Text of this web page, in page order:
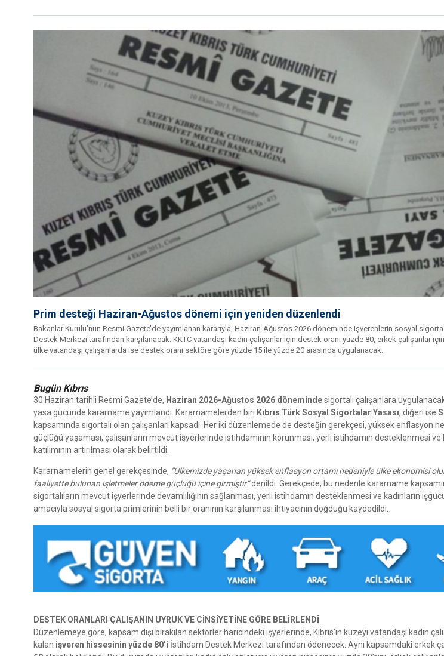
Prim desteği Haziran-Ağustos dönemi için yeniden düzenlendi
Bakanlar Kurulu’nun Resmi Gazete’de yayımlanan kararıyla, Haziran-Ağustos 2026 döneminde işverenlerin sosyal
Destek Merkezi tarafından karşılanacak. KKTC vatandaşı kadın çalışanlar için destek oranı yüzde 80, erkek çalışanlar
ülke vatandaşı çalışanlarda ise destek oranı sektöre göre yüzde 15 ile yüzde 20 arasında uygulanacak.
Bugün Kıbrıs
30 Haziran tarihli Resmi Gazete’de, Haziran 2026-Ağustos 2026 dönemindesigortalı çalışanlara
yasa gücünde kararname yayımlandı. Kararnamelerden biri Kıbrıs Türk Sosyal Sigortalar Yasası, diğeri ise
kapsamında sigortalı olan çalışanları kapsadı. Her iki düzenlemede de desteğin gerekçesi, yüksek enflasyon
güçlüğü yaşaması, çalışanların mevcut işyerlerinde istihdamının korunması, yerli istihdamın desteklenmesi ve
katılımının artırılması olarak belirtildi.
Kararnamelerin genel gerekçesinde, “Ülkemizde yaşanan yüksek enflasyon ortamı nedeniyle ülke ekonomisi
faaliyette bulunan işletmeler ödeme güçlüğü içine girmiştir”denildi. Gerekçede, bu nedenle kararname
sigortalıların mevcut işyerlerinde devamlılığının sağlanması, yerli istihdamın desteklenmesi ve kadınların işgücü
amacıyla sosyal sigorta primlerinin belli bir oranının karşılanması ihtiyacının doğduğu kaydedildi.
DESTEK ORANLARI ÇALIŞANIN UYRUK VE CİNSİYETİNE GÖRE BELİRLENDİ
Düzenlemeye göre, kapsam dışı bırakılan sektörler haricindeki işyerlerinde, Kıbrıs’ın kuzeyi vatandaşı kadın
kalan işveren hissesinin yüzde 80’i İstihdam Destek Merkezi tarafından ödenecek. Aynı kapsamdaki erkek